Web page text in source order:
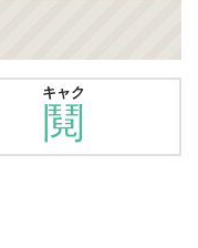
鬩
キャク